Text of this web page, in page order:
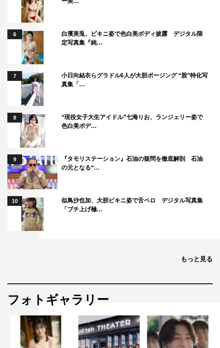
番組情報
『Magic of Disney’s Animal Kingdom ディズニー・アニマ
ルキングダムの魔法』（全8話）
ディズニープラス
配信中
公式サイト：https://disneyplus.jp/
©2020 Disney and its related entities
©Disney
6
白濱美兎、ビキニ姿で色白美ボディ披露 デジタル限
定写真集『純…
7
小日向結衣らグラドル6人が大胆ポージング “股”特化写
真集「…
8
“現役女子大生アイドル”七海りお、ランジェリー姿で
色白美ボデ…
9
『タモリステーション』石油の疑問を徹底解剖 石油
の元となる“…
10
似鳥沙也加、大胆ビキニ姿で舌ペロ デジタル写真集
「ブチ上げ極…
もっと見る
フォトギャラリー